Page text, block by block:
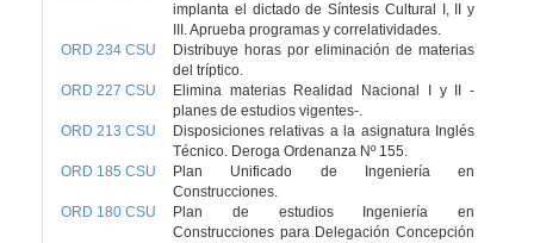
implanta el dictado de Síntesis Cultural I, II y
III. Aprueba programas y correlatividades.
ORD 234 CSU
Distribuye horas por eliminación de materias
del tríptico.
ORD 227 CSU
Elimina materias Realidad Nacional I y II -
planes de estudios vigentes-.
ORD 213 CSU
Disposiciones relativas a la asignatura Inglés
Técnico. Deroga Ordenanza Nº 155.
ORD 185 CSU
Plan Unificado de Ingeniería en
Construcciones.
ORD 180 CSU
Plan de estudios Ingeniería en
Construcciones para Delegación Concepción